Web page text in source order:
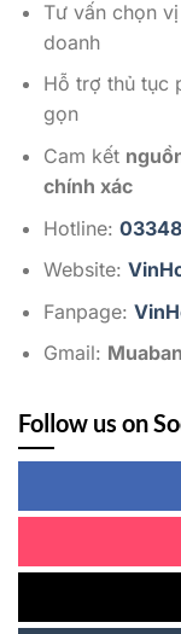
Tư vấn chọn
doanh
Hỗ trợ thủ tục
gọn
Cam kết
chính xác
Hotline:
Website:
Fanpage:
Gmail:
Follow us on